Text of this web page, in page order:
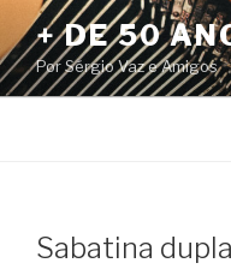
Pular
para
o
conteúdo
+ DE 50
Por Sérgio Vaz e Amigos
Sabatina